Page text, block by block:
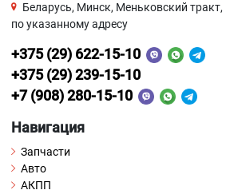
Беларусь, Минск, Меньковский тракт,
по указанному адресу
+375 (29) 622-15-10
+375 (29) 239-15-10
+7 (908) 280-15-10
Навигация
Запчасти
Авто
АКПП